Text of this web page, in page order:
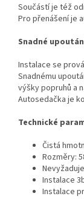
Součástí je též
Pro přenášení je
Snadné
Instalace se
Snadnému
výšky popruhů a
Autosedačka je
Technické
Čistá
Rozměry:
Instalace
Instalace